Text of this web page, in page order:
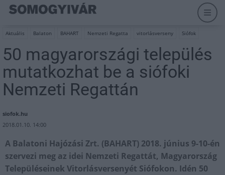
Aktuális Balaton BAHART Nemzeti Regatta vitorlásverseny Siófok
50 magyarországi település
mutatkozhat be a siófoki
Nemzeti Regattán
siofok.hu
2018.01.10. 14:00
A Balatoni Hajózási Zrt. (BAHART) 2018. június 9-10-én
szervezi meg az idei Nemzeti Regattát, Magyarország
Településeinek Vitorlásversenyét Siófokon. Idén 50